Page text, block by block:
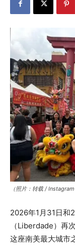
（照片：转载 /
2026年1月31日和
（Liberdade）再
这座南美最大城市